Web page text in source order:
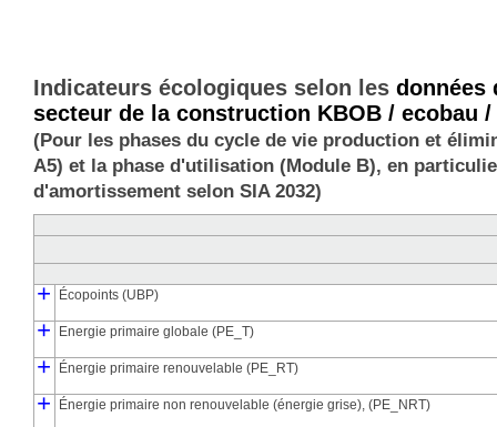
Indicateurs écologiques selon les données
secteur de la construction KBOB / ecobau /
(Pour les phases du cycle de vie production et
A5) et la phase d'utilisation (Module B), en
d'amortissement selon SIA 2032)
+ Écopoints (UBP)
┣ Points d'impact environnemental de la production (UBP_pro)
┗ Points d'impact environnemental de l'élimination (UBP_dis)
+ Energie primaire globale (PE_T)
┣ Energie primaire de production (PE_pro)
┃ ┣ Production d'énergie primaire, énergétiquement consommée
┃ ┗ Production d'énergie primaire, matériellement liée (PE_M_pro)
┗ Énergie primaire de l'élimination (PE_dis)
+ Énergie primaire renouvelable (PE_RT)
┣ Énergie primaire renouvelable de la production (PE_RT_pro)
┃ ┣ Energie primaire renouvelable de la production, consommée
┃ ┗ Energie primaire renouvelable de la production, liée
┗ Énergie primaire renouvelable de l'élimination (PE_RT_dis)
+ Énergie primaire non renouvelable (énergie grise), (PE_NRT)